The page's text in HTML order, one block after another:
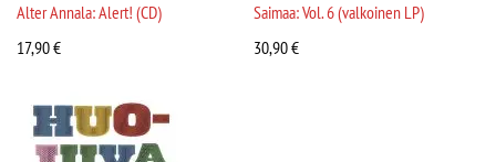
Alter Annala: Alert! (CD)
17,90€
Saimaa: Vol. 6 (valkoinen LP)
30,90€